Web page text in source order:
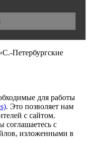
Петербургские
для работы
. Это позволяет нам
с сайтом.
соглашаетесь с
изложенными в